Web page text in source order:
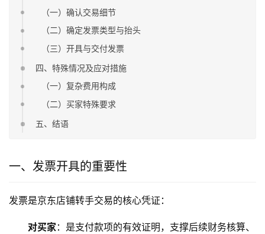
（一）确认交易细节
（二）确定发票类型与抬头
（三）开具与交付发票
四、特殊情况及应对措施
（一）复杂费用构成
（二）买家特殊要求
五、结语
一、发票开具的重要性
发票是京东店铺转手交易的核心凭证：
对买家：是支付款项的有效证明，支撑后续财务核算、